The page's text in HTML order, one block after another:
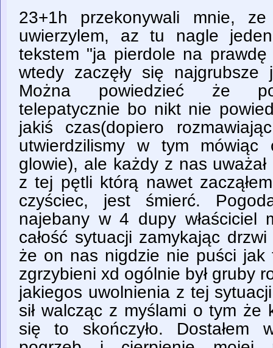
23+1h przekonywali mnie,
uwierzylem, az tu nagle
tekstem "ja pierdole na
wtedy zaczęły się najgrubsze
Można powiedzieć że
telepatycznie bo nikt nie
jakiś czas(dopiero
utwierdzilismy w tym
glowie), ale każdy z nas
z tej pętli którą nawet
czyściec, jest śmierć.
najebany w 4 dupy właściciel
całość sytuacji zamykając
że on nas nigdzie nie puści jak
zgrzybieni xd ogólnie był gruby
jakiegos uwolnienia z tej
sił walcząc z myślami o tym że
się to skończyło. Dostałem